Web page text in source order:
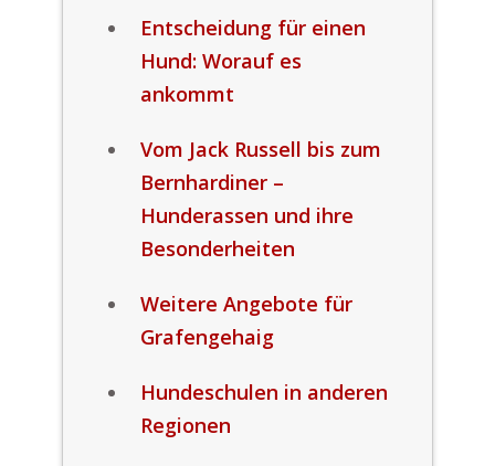
Entscheidung für einen
Hund: Worauf es
ankommt
Vom Jack Russell bis zum
Bernhardiner –
Hunderassen und ihre
Besonderheiten
Weitere Angebote für
Grafengehaig
Hundeschulen in anderen
Regionen